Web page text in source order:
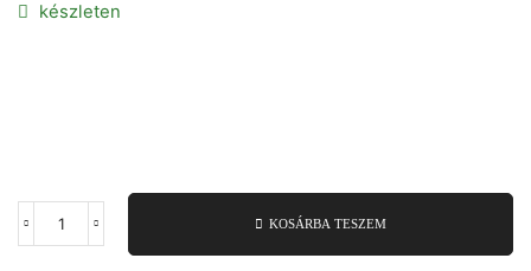
készleten
Szúnyogháló
KOSÁRBA TESZEM